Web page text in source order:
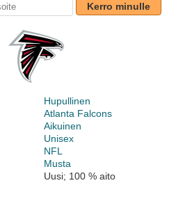
Kerro minulle
Hupullinen
Atlanta Falcons
Aikuinen
Unisex
NFL
Musta
Uusi; 100 % aito